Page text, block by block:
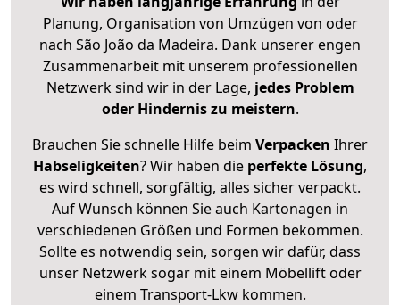
Planung, Organisation von Umzügen von oder
nach São João da Madeira. Dank unserer engen
Zusammenarbeit mit unserem professionellen
Netzwerk sind wir in der Lage, jedes Problem
oder Hindernis zu meistern.
Brauchen Sie schnelle Hilfe beim Verpacken Ihrer
Habseligkeiten? Wir haben die perfekte Lösung,
es wird schnell, sorgfältig, alles sicher verpackt.
Auf Wunsch können Sie auch Kartonagen in
verschiedenen Größen und Formen bekommen.
Sollte es notwendig sein, sorgen wir dafür, dass
unser Netzwerk sogar mit einem Möbellift oder
einem Transport-Lkw kommen.